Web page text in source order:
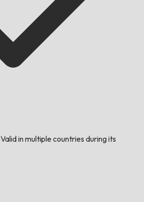
Valid in multiple countries during its